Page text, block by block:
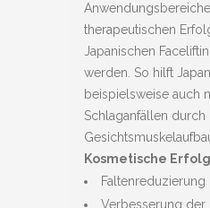
therapeutischen
Japanischen
werden. So hilft
beispielsweise auch
Schlaganfällen durch
Kosmetische
Faltenreduzierung
Verbesserung der